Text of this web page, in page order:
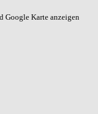
Google Karte anzeigen